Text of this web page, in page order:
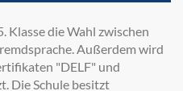
Klasse die Wahl zwischen
Außerdem wird
"DELF" und
Die Schule besitzt